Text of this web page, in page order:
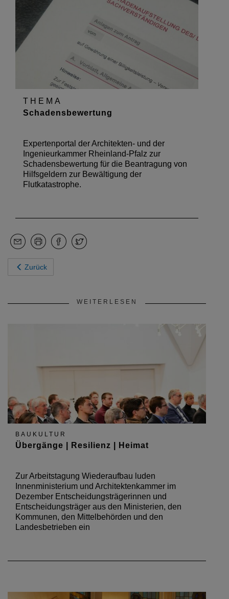
THEMA
Expertenportal der Architekten- und der
Ingenieurkammer Rheinland-Pfalz zur
Schadensbewertung für die Beantragung von
Hilfsgeldern zur Bewältigung der
Zurück
BAUKULTUR
Zur Arbeitstagung Wiederaufbau luden
Innenministerium und Architektenkammer im
Dezember Entscheidungsträgerinnen und
Entscheidungsträger aus den Ministerien, den
Kommunen, den Mittelbehörden und den